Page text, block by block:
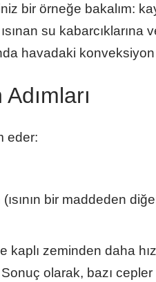
bir örneğe bakalım:
su kabarcıklarına
havadaki konveksiyon
eder:
bir maddeden
zeminden daha
olarak, bazı